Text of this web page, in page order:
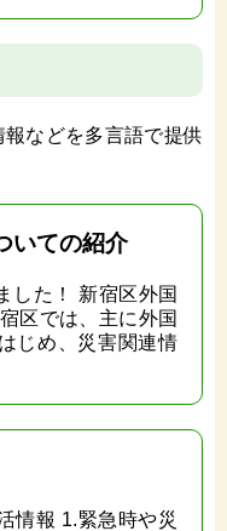
などを多言語で提供
いての紹介
した！ 新宿区外国
区では、主に外国
じめ、災害関連情
情報 1.緊急時や災